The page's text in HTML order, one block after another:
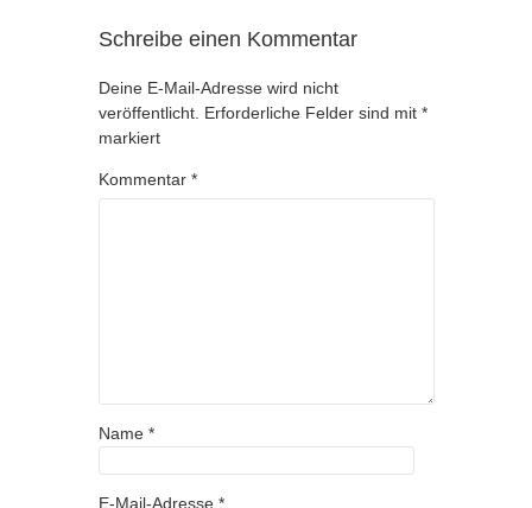
Schreibe einen Kommentar
Deine E-Mail-Adresse wird nicht
veröffentlicht. Erforderliche Felder sind mit *
markiert
Kommentar *
Name *
E-Mail-Adresse *